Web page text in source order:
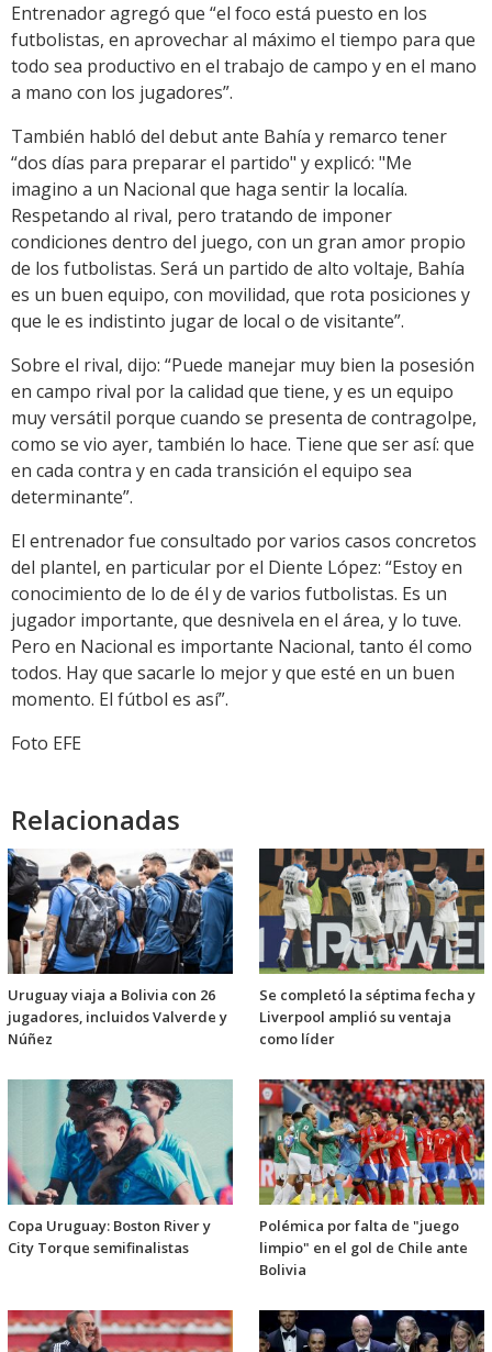
Entrenador agregó que “el foco está puesto en los
futbolistas, en aprovechar al máximo el tiempo para que
todo sea productivo en el trabajo de campo y en el mano
a mano con los jugadores”.
También habló del debut ante Bahía y remarco tener
“dos días para preparar el partido" y explicó: "Me
imagino a un Nacional que haga sentir la localía.
Respetando al rival, pero tratando de imponer
condiciones dentro del juego, con un gran amor propio
de los futbolistas. Será un partido de alto voltaje, Bahía
es un buen equipo, con movilidad, que rota posiciones y
que le es indistinto jugar de local o de visitante”.
Sobre el rival, dijo: “Puede manejar muy bien la posesión
en campo rival por la calidad que tiene, y es un equipo
muy versátil porque cuando se presenta de contragolpe,
como se vio ayer, también lo hace. Tiene que ser así: que
en cada contra y en cada transición el equipo sea
determinante”.
El entrenador fue consultado por varios casos concretos
del plantel, en particular por el Diente López: “Estoy en
conocimiento de lo de él y de varios futbolistas. Es un
jugador importante, que desnivela en el área, y lo tuve.
Pero en Nacional es importante Nacional, tanto él como
todos. Hay que sacarle lo mejor y que esté en un buen
momento. El fútbol es así”.
Foto EFE
Relacionadas
Uruguay viaja a Bolivia con 26
jugadores, incluidos Valverde y
Núñez
Se completó la séptima fecha y
Liverpool amplió su ventaja
como líder
Copa Uruguay: Boston River y
City Torque semifinalistas
Polémica por falta de "juego
limpio" en el gol de Chile ante
Bolivia